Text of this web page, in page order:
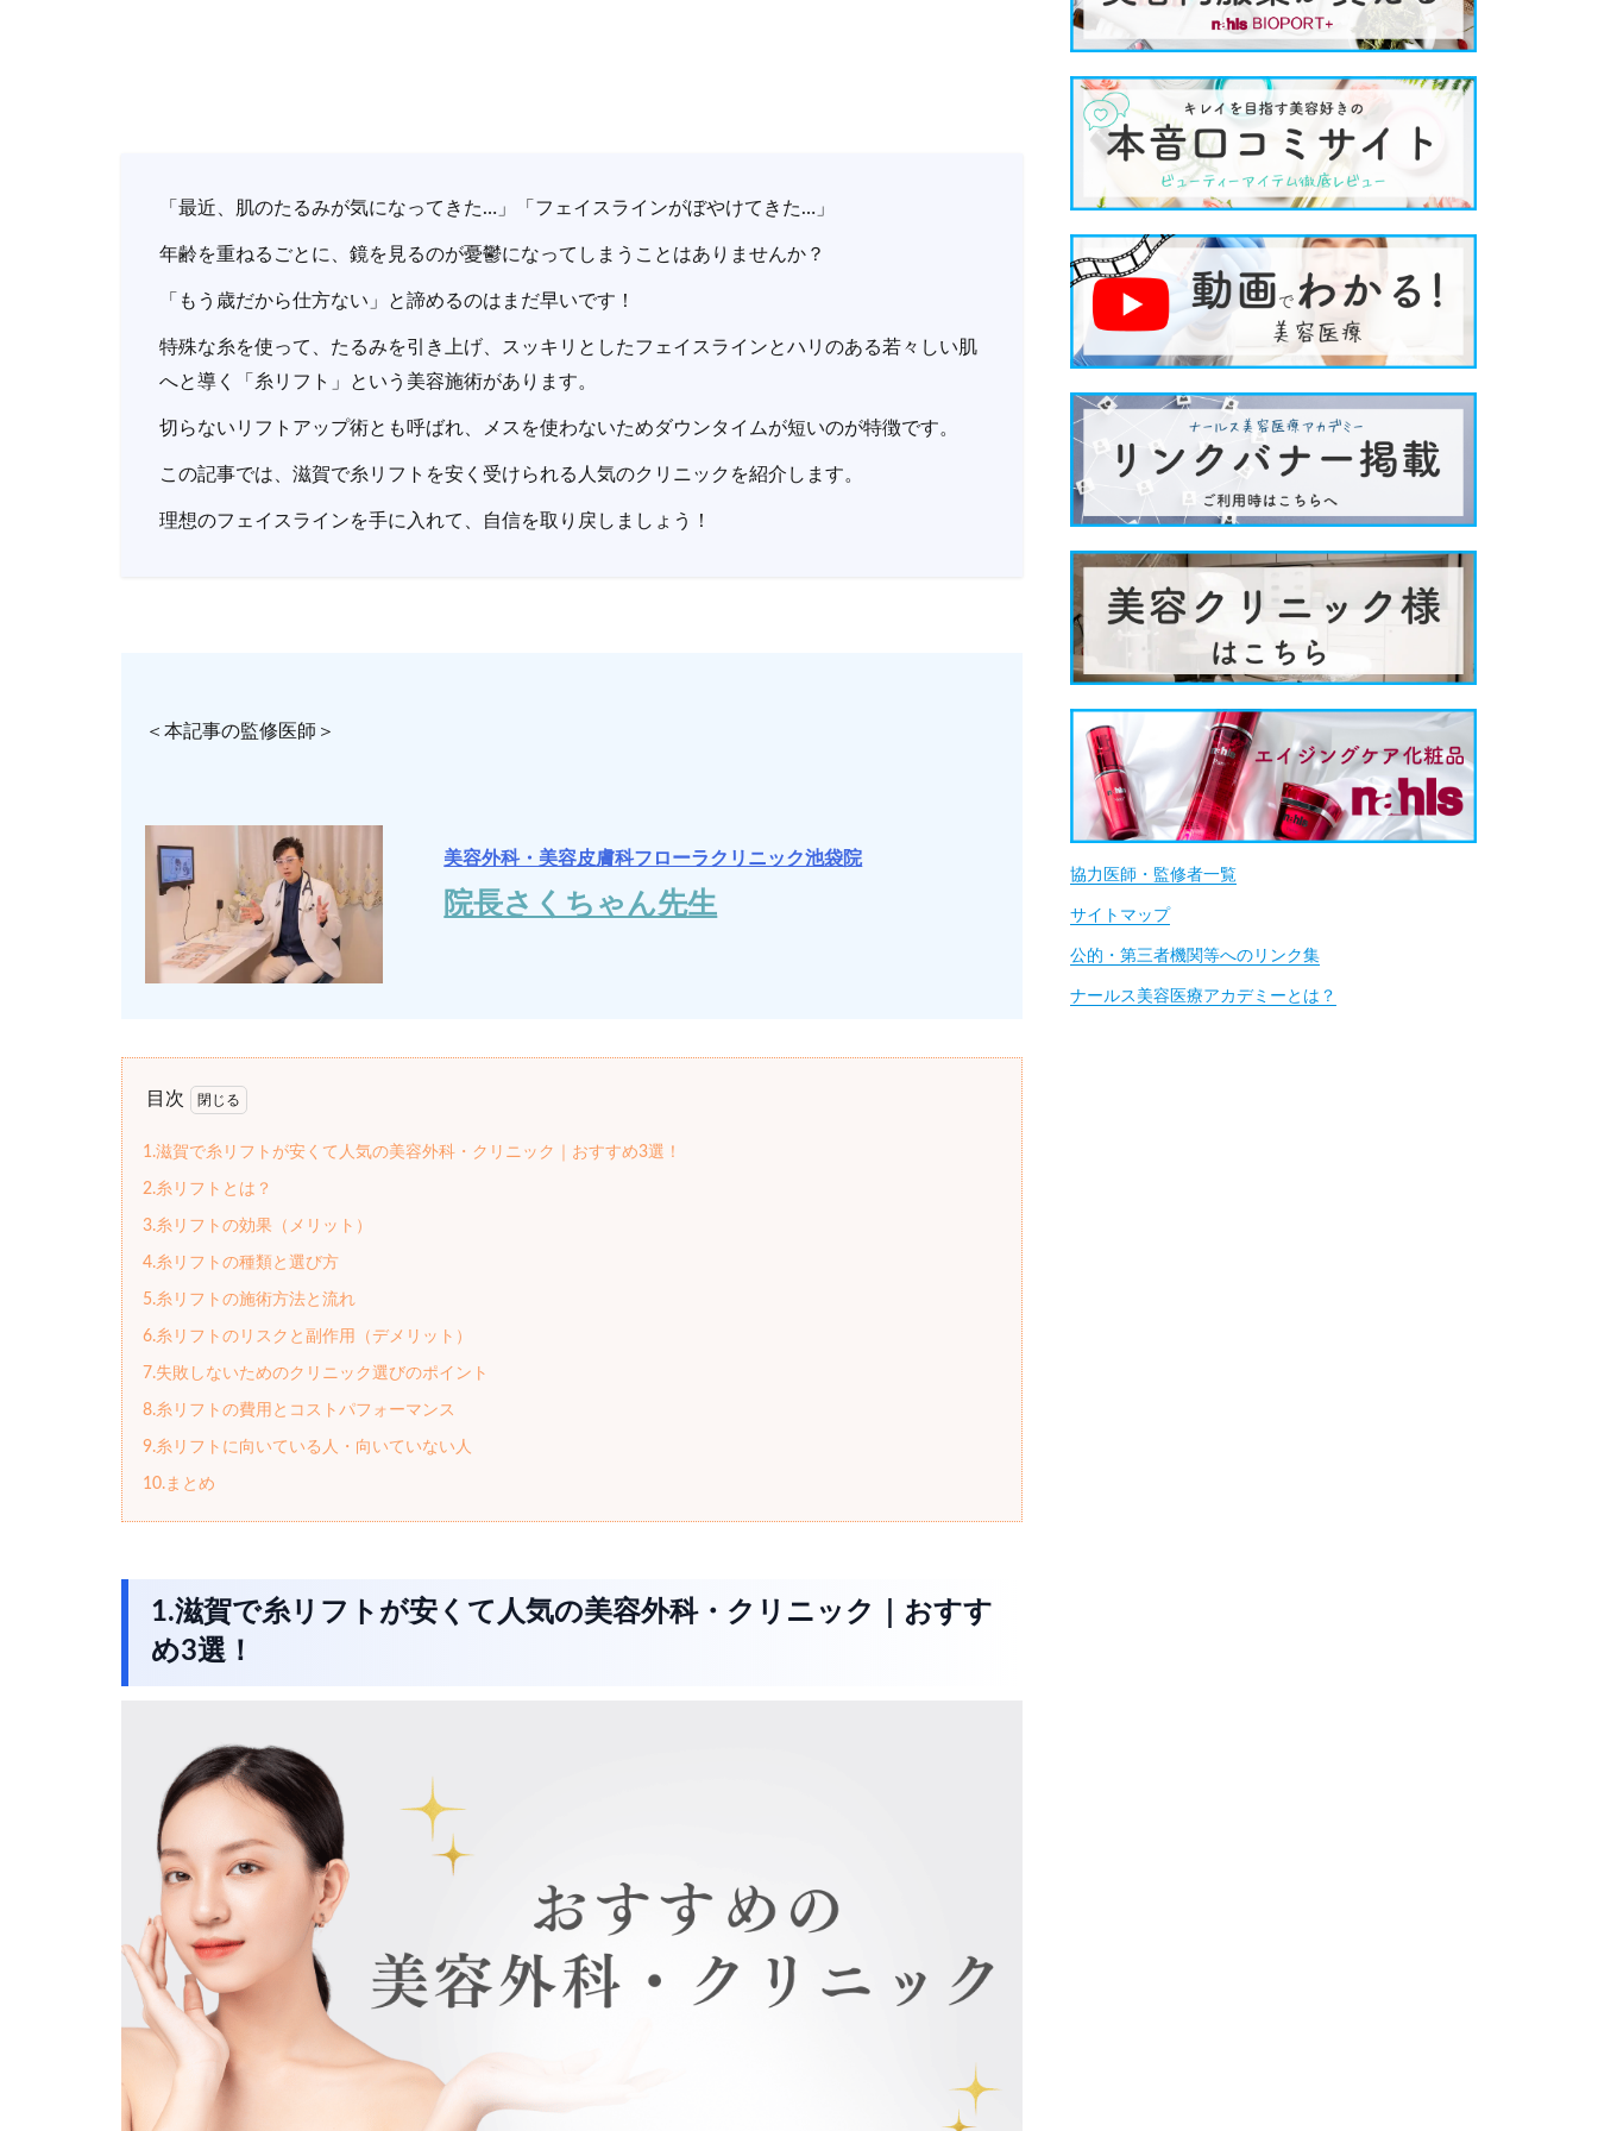
「最近、肌のたるみが気になってきた…」「フェイスラインがぼやけてきた…」
年齢を重ねるごとに、鏡を見るのが憂鬱になってしまうことはありませんか？
「もう歳だから仕方ない」と諦めるのはまだ早いです！
特殊な糸を使って、たるみを引き上げ、スッキリとしたフェイスラインとハリのある若々しい肌
へと導く「糸リフト」という美容施術があります。
切らないリフトアップ術とも呼ばれ、メスを使わないためダウンタイムが短いのが特徴です。
この記事では、滋賀で糸リフトを安く受けられる人気のクリニックを紹介します。
理想のフェイスラインを手に入れて、自信を取り戻しましょう！
＜本記事の監修医師＞
美容外科・美容皮膚科フローラクリニック池袋院
院長さくちゃん先生
目次
1.滋賀で糸リフトが安くて人気の美容外科・クリニック｜おすすめ3選！
2.糸リフトとは？
3.糸リフトの効果（メリット）
4.糸リフトの種類と選び方
5.糸リフトの施術方法と流れ
6.糸リフトのリスクと副作用（デメリット）
7.失敗しないためのクリニック選びのポイント
8.糸リフトの費用とコストパフォーマンス
9.糸リフトに向いている人・向いていない人
10.まとめ
1.滋賀で糸リフトが安くて人気の美容外科・クリニック｜おすす
め3選！
協力医師・監修者一覧
サイトマップ
公的・第三者機関等へのリンク集
ナールス美容医療アカデミーとは？